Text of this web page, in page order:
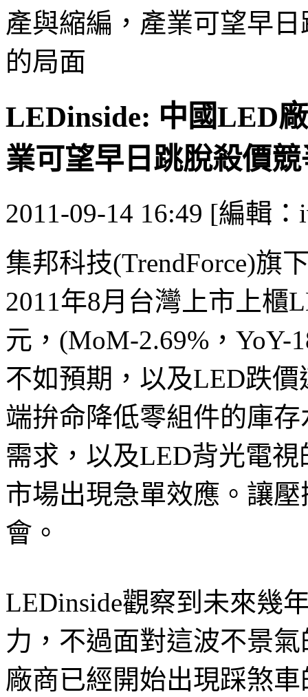
產與縮編，產業可望早
的局面
LEDinside: 中國LED
業可望早日跳脫殺價
2011-09-14 16:49 [編輯：
集邦科技(TrendForce)旗
2011年8月台灣上市上櫃
元，(MoM-2.69%，YoY-
不如預期，以及LED跌
端拚命降低零組件的庫
需求，以及LED背光電
市場出現急單效應。讓
會。
LEDinside觀察到未來幾
力，不過面對這波不景
廠商已經開始出現踩煞